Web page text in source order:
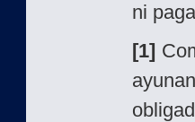
ni
[1]